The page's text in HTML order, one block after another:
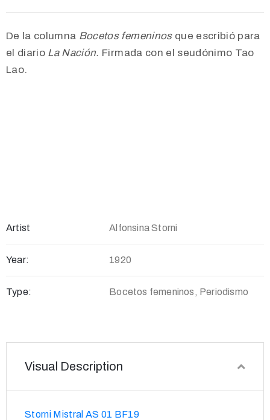
De la columna Bocetos femeninosque escribió para
el diario La Nación. Firmada con el seudónimo Tao
Lao.
Artist Alfonsina Storni
Year: 1920
Type: Bocetos femeninos, Periodismo
Visual Description
Storni Mistral AS 01 BF19